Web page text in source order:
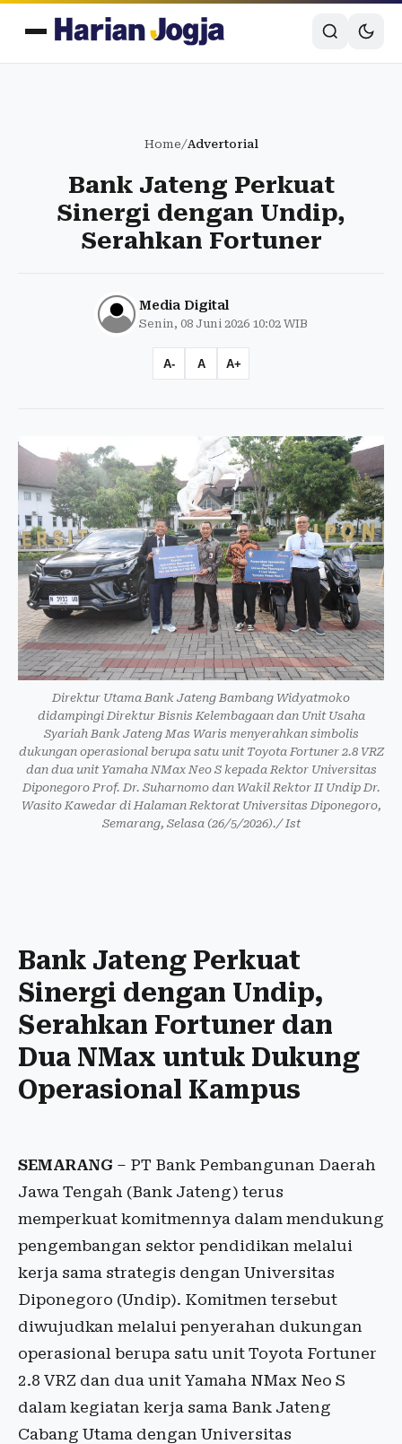
Home/Advertorial
Bank Jateng Perkuat
Sinergi dengan Undip,
Serahkan Fortuner
Media Digital
Senin, 08 Juni 2026 10:02 WIB
A- A A+
Direktur Utama Bank Jateng Bambang Widyatmoko
didampingi Direktur Bisnis Kelembagaan dan Unit Usaha
Syariah Bank Jateng Mas Waris menyerahkan simbolis
dukungan operasional berupa satu unit Toyota Fortuner 2.8 VRZ
dan dua unit Yamaha NMax Neo S kepada Rektor Universitas
Diponegoro Prof. Dr. Suharnomo dan Wakil Rektor II Undip Dr.
Wasito Kawedar di Halaman Rektorat Universitas Diponegoro,
Semarang, Selasa (26/5/2026)./ Ist
Bank Jateng Perkuat
Sinergi dengan Undip,
Serahkan Fortuner dan
Dua NMax untuk Dukung
Operasional Kampus
SEMARANG – PT Bank Pembangunan Daerah
Jawa Tengah (Bank Jateng) terus
memperkuat komitmennya dalam mendukung
pengembangan sektor pendidikan melalui
kerja sama strategis dengan Universitas
Diponegoro (Undip). Komitmen tersebut
diwujudkan melalui penyerahan dukungan
operasional berupa satu unit Toyota Fortuner
2.8 VRZ dan dua unit Yamaha NMax Neo S
dalam kegiatan kerja sama Bank Jateng
Cabang Utama dengan Universitas